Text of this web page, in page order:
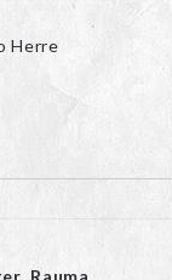
Herre
, Rauma